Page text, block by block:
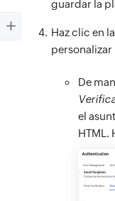
guardar la
Haz clic en
De
el
HTML.